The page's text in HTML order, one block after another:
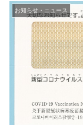
お知らせ・ニュース